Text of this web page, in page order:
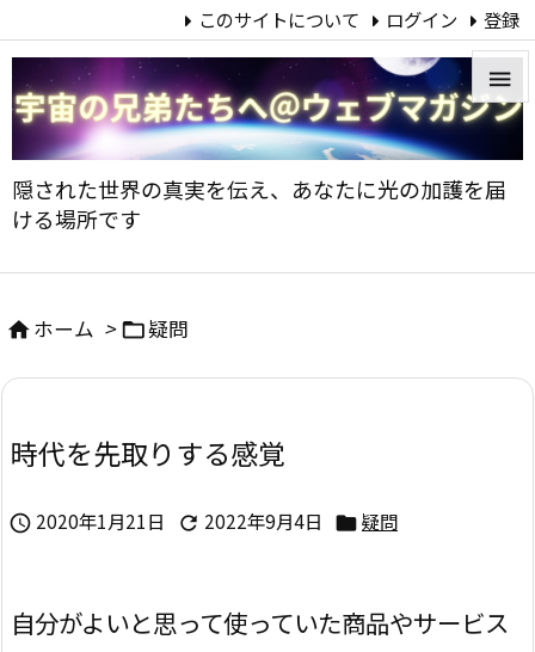
隠された世界の真実を伝え、あなたに光の加護を届
ける場所です


メニ


次へ
このサイトについて ログイン 登録
ホーム > 疑問
時代を先取りする感覚
 2020年1月21日  2022年9月4日  疑問
自分がよいと思って使っていた商品やサービス